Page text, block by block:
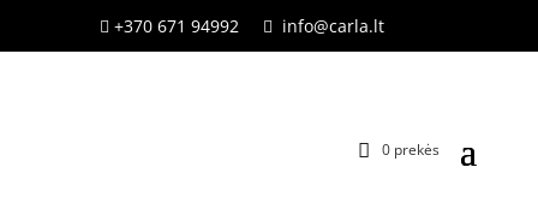
 +370 671 94992  info@carla.lt
0 prekės